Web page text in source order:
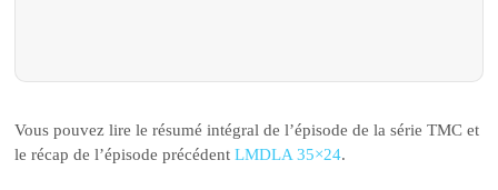
Vous pouvez lire le résumé intégral de l’épisode de la série TMC et
le récap de l’épisode précédentLMDLA 35×24.